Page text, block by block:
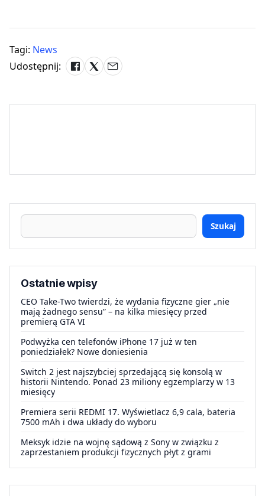
Tagi: News
Udostępnij:
Szukaj
Ostatnie wpisy
CEO Take-Two twierdzi, że wydania fizyczne gier „nie
mają żadnego sensu” – na kilka miesięcy przed
premierą GTA VI
Podwyżka cen telefonów iPhone 17 już w ten
poniedziałek? Nowe doniesienia
Switch 2 jest najszybciej sprzedającą się konsolą w
historii Nintendo. Ponad 23 miliony egzemplarzy w 13
miesięcy
Premiera serii REDMI 17. Wyświetlacz 6,9 cala, bateria
7500 mAh i dwa układy do wyboru
Meksyk idzie na wojnę sądową z Sony w związku z
zaprzestaniem produkcji fizycznych płyt z grami